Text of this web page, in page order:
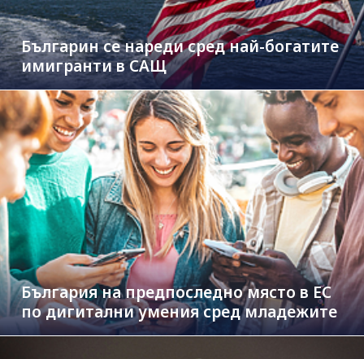
Българин се нареди сред най-богатите
имигранти в САЩ
България на предпоследно място в ЕС
по дигитални умения сред младежите